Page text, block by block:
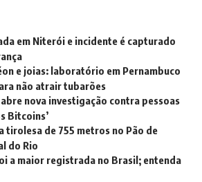
em Niterói e incidente é capturado
e joias: laboratório em Pernambuco
não atrair tubarões
abre nova investigação contra pessoas
Bitcoins’
tirolesa de 755 metros no Pão de
do Rio
a maior registrada no Brasil; entenda